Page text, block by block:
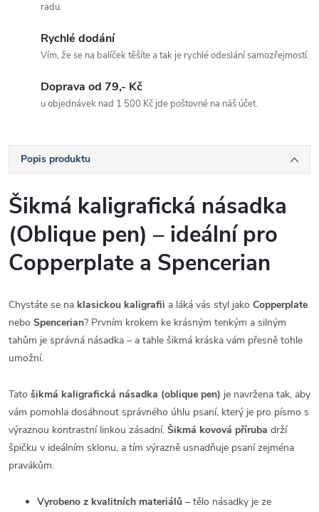
radu.
Rychlé dodání
Vím, že se na balíček těšíte a tak je rychlé odeslání samozřejmostí.
Doprava od 79,- Kč
u objednávek nad 1 500 Kč jde poštovné na náš účet.
Popis produktu
Šikmá kaligrafická násadka
(Oblique pen) – ideální pro
Copperplate a Spencerian
Chystáte se na klasickou kaligrafii a láká vás styl jako Copperplate
nebo Spencerian? Prvním krokem ke krásným tenkým a silným
tahům je správná násadka – a tahle šikmá kráska vám přesně tohle
umožní.
Tato šikmá kaligrafická násadka (oblique pen) je navržena tak, aby
vám pomohla dosáhnout správného úhlu psaní, který je pro písmo s
výraznou kontrastní linkou zásadní. Šikmá kovová příruba drží
špičku v ideálním sklonu, a tím výrazně usnadňuje psaní zejména
pravákům.
Vyrobeno z kvalitních materiálů – tělo násadky je ze